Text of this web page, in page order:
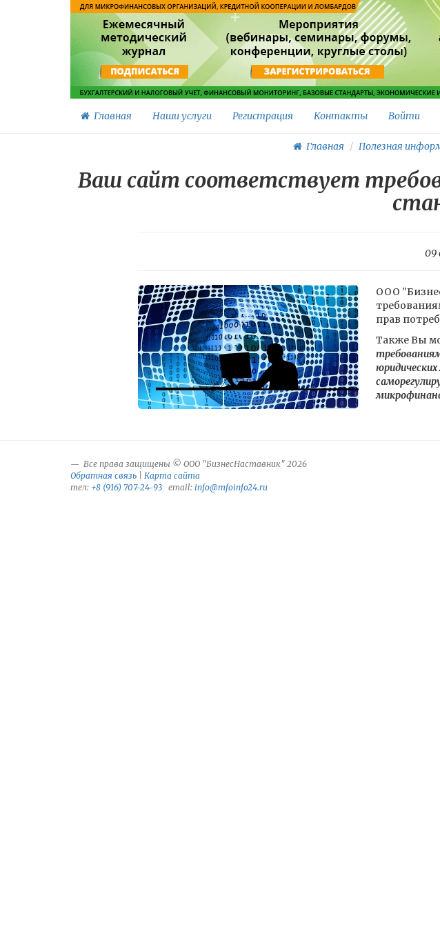
Главная Наши услуги Регистрация Контакты Войти
Главная Полезная
Ваш сайт соответствует
09
ООО
прав
Также Вы
Все права защищены © ООО "БизнесНаставник" 2026
Обратная связь
Карта сайта
тел: +8 (916) 707-24-93 email: info@mfoinfo24.ru